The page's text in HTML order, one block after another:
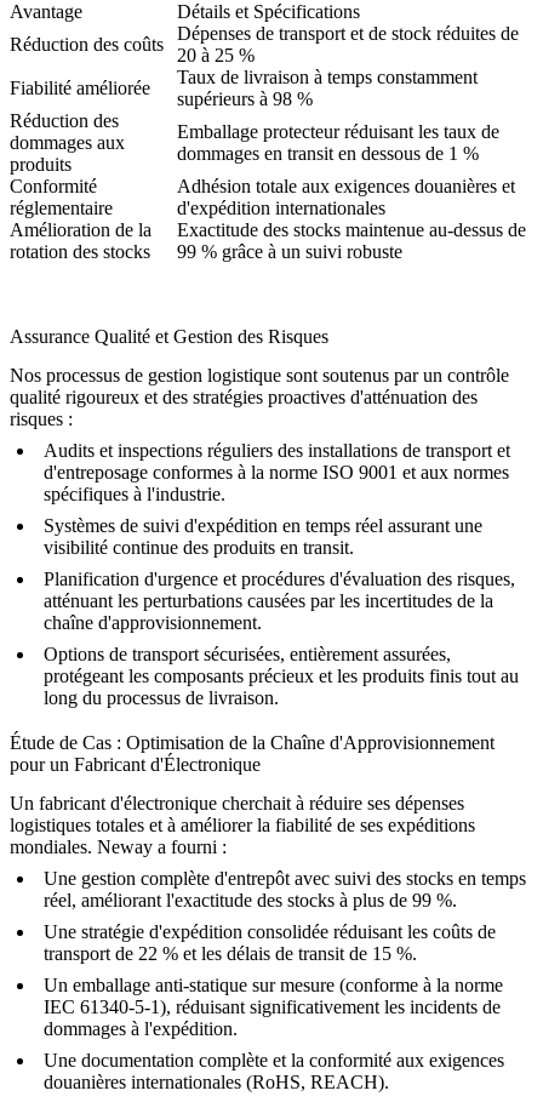
Avantage
Détails et Spécifications
Réduction des coûts
Dépenses de transport et de stock réduites de
20 à 25 %
Fiabilité améliorée
Taux de livraison à temps constamment
supérieurs à 98 %
Réduction des
dommages aux
produits
Emballage protecteur réduisant les taux de
dommages en transit en dessous de 1 %
Conformité
réglementaire
Adhésion totale aux exigences douanières et
d'expédition internationales
Amélioration de la
rotation des stocks
Exactitude des stocks maintenue au-dessus de
99 % grâce à un suivi robuste
Assurance Qualité et Gestion des Risques
Nos processus de gestion logistique sont soutenus par un contrôle
qualité rigoureux et des stratégies proactives d'atténuation des
risques :
Audits et inspections réguliers des installations de transport et
d'entreposage conformes à la norme ISO 9001 et aux normes
spécifiques à l'industrie.
Systèmes de suivi d'expédition en temps réel assurant une
visibilité continue des produits en transit.
Planification d'urgence et procédures d'évaluation des risques,
atténuant les perturbations causées par les incertitudes de la
chaîne d'approvisionnement.
Options de transport sécurisées, entièrement assurées,
protégeant les composants précieux et les produits finis tout au
long du processus de livraison.
Étude de Cas : Optimisation de la Chaîne d'Approvisionnement
pour un Fabricant d'Électronique
Un fabricant d'électronique cherchait à réduire ses dépenses
logistiques totales et à améliorer la fiabilité de ses expéditions
mondiales. Neway a fourni :
Une gestion complète d'entrepôt avec suivi des stocks en temps
réel, améliorant l'exactitude des stocks à plus de 99 %.
Une stratégie d'expédition consolidée réduisant les coûts de
transport de 22 % et les délais de transit de 15 %.
Un emballage anti-statique sur mesure (conforme à la norme
IEC 61340-5-1), réduisant significativement les incidents de
dommages à l'expédition.
Une documentation complète et la conformité aux exigences
douanières internationales (RoHS, REACH).